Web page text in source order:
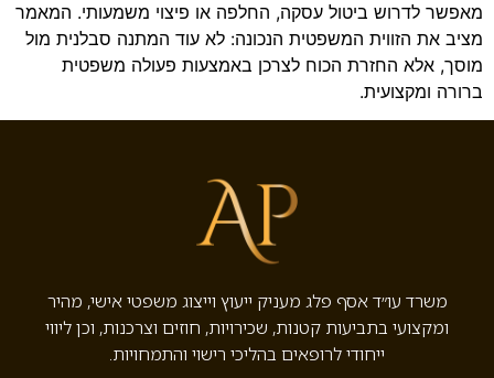
מאפשר לדרוש ביטול עסקה, החלפה או פיצוי משמעותי. המאמר
מציב את הזווית המשפטית הנכונה: לא עוד המתנה סבלנית מול
מוסך, אלא החזרת הכוח לצרכן באמצעות פעולה משפטית
ברורה ומקצועית.
משרד עו״ד אסף פלג מעניק ייעוץ וייצוג משפטי אישי, מהיר
ומקצועי בתביעות קטנות, שכירויות, חוזים וצרכנות, וכן ליווי
ייחודי לרופאים בהליכי רישוי והתמחויות.